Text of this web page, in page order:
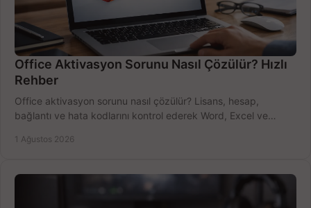
Office Aktivasyon Sorunu Nasıl Çözülür? Hızlı
Rehber
Office aktivasyon sorunu nasıl çözülür? Lisans, hesap,
bağlantı ve hata kodlarını kontrol ederek Word, Excel ve
1 Ağustos 2026